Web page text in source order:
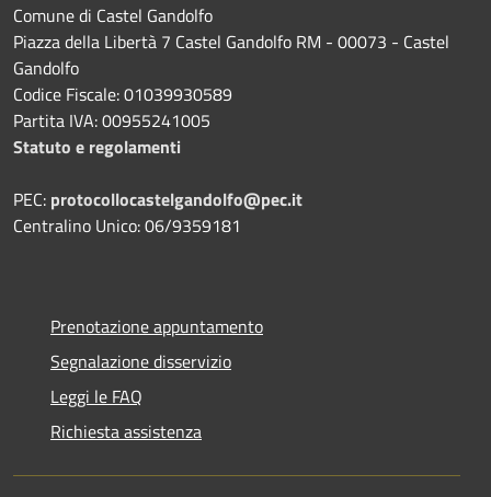
Comune di Castel Gandolfo
Piazza della Libertà 7 Castel Gandolfo RM - 00073 - Castel
Gandolfo
Codice Fiscale: 01039930589
Partita IVA: 00955241005
Statuto e regolamenti
PEC: protocollocastelgandolfo@pec.it
Centralino Unico: 06/9359181
Prenotazione appuntamento
Segnalazione disservizio
Leggi le FAQ
Richiesta assistenza